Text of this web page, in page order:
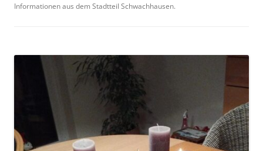
Informationen aus dem Stadtteil Schwachhausen.